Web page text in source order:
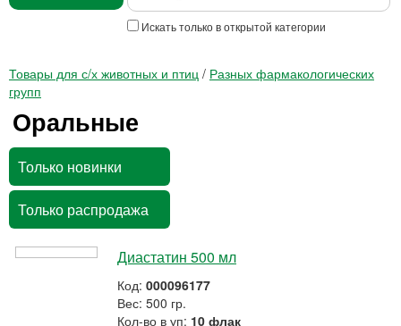
Искать только в открытой категории
Товары для с/х животных и птиц / Разных фармакологических
групп
Оральные
Только новинки
Только распродажа
Диастатин 500 мл
Код: 000096177
Вес: 500 гр.
Кол-во в уп: 10 флак